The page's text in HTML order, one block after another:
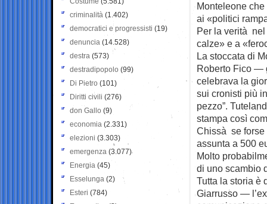
Monteleone
ai «politici
Per la verità nel
calze» e a
La stoccata di
Roberto Fico —
celebrava la
sui cronisti più
pezzo”.
stampa così
Chissà se forse
assunta a 500
Molto
di uno scambio
Tutta la storia è
Giarrusso —
criminalità (1.402)
democratici e progressisti (19)
denuncia (14.528)
destra (573)
destradipopolo (99)
Di Pietro (101)
Diritti civili (276)
don Gallo (9)
economia (2.331)
elezioni (3.303)
emergenza (3.077)
Energia (45)
Esselunga (2)
Esteri (784)